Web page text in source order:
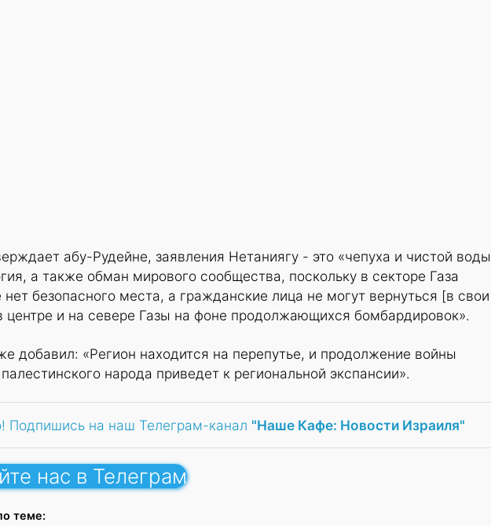
абу-Рудейне, заявления Нетаниягу - это «чепуха и чистой воды
а также обман мирового сообщества, поскольку в секторе Газа
безопасного места, а гражданские лица не могут вернуться [в свои
центре и на севере Газы на фоне продолжающихся бомбардировок».
добавил: «Регион находится на перепутье, и продолжение войны
народа приведет к региональной экспансии».
Подпишись на наш Телеграм-канал "Наше Кафе: Новости Израиля"
нас в Телеграм
теме: